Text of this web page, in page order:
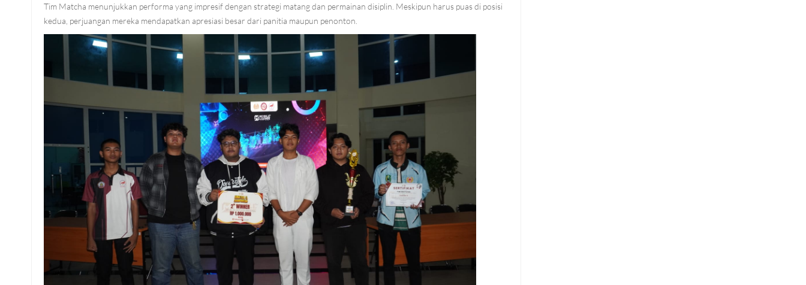
Tim Matcha menunjukkan performa yang impresif dengan strategi matang dan permainan disiplin. Meskipun harus puas di posisi
kedua, perjuangan mereka mendapatkan apresiasi besar dari panitia maupun penonton.